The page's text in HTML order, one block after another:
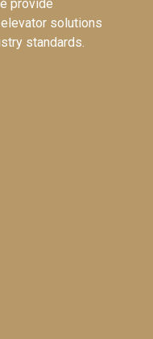
provide
solutions
standards.